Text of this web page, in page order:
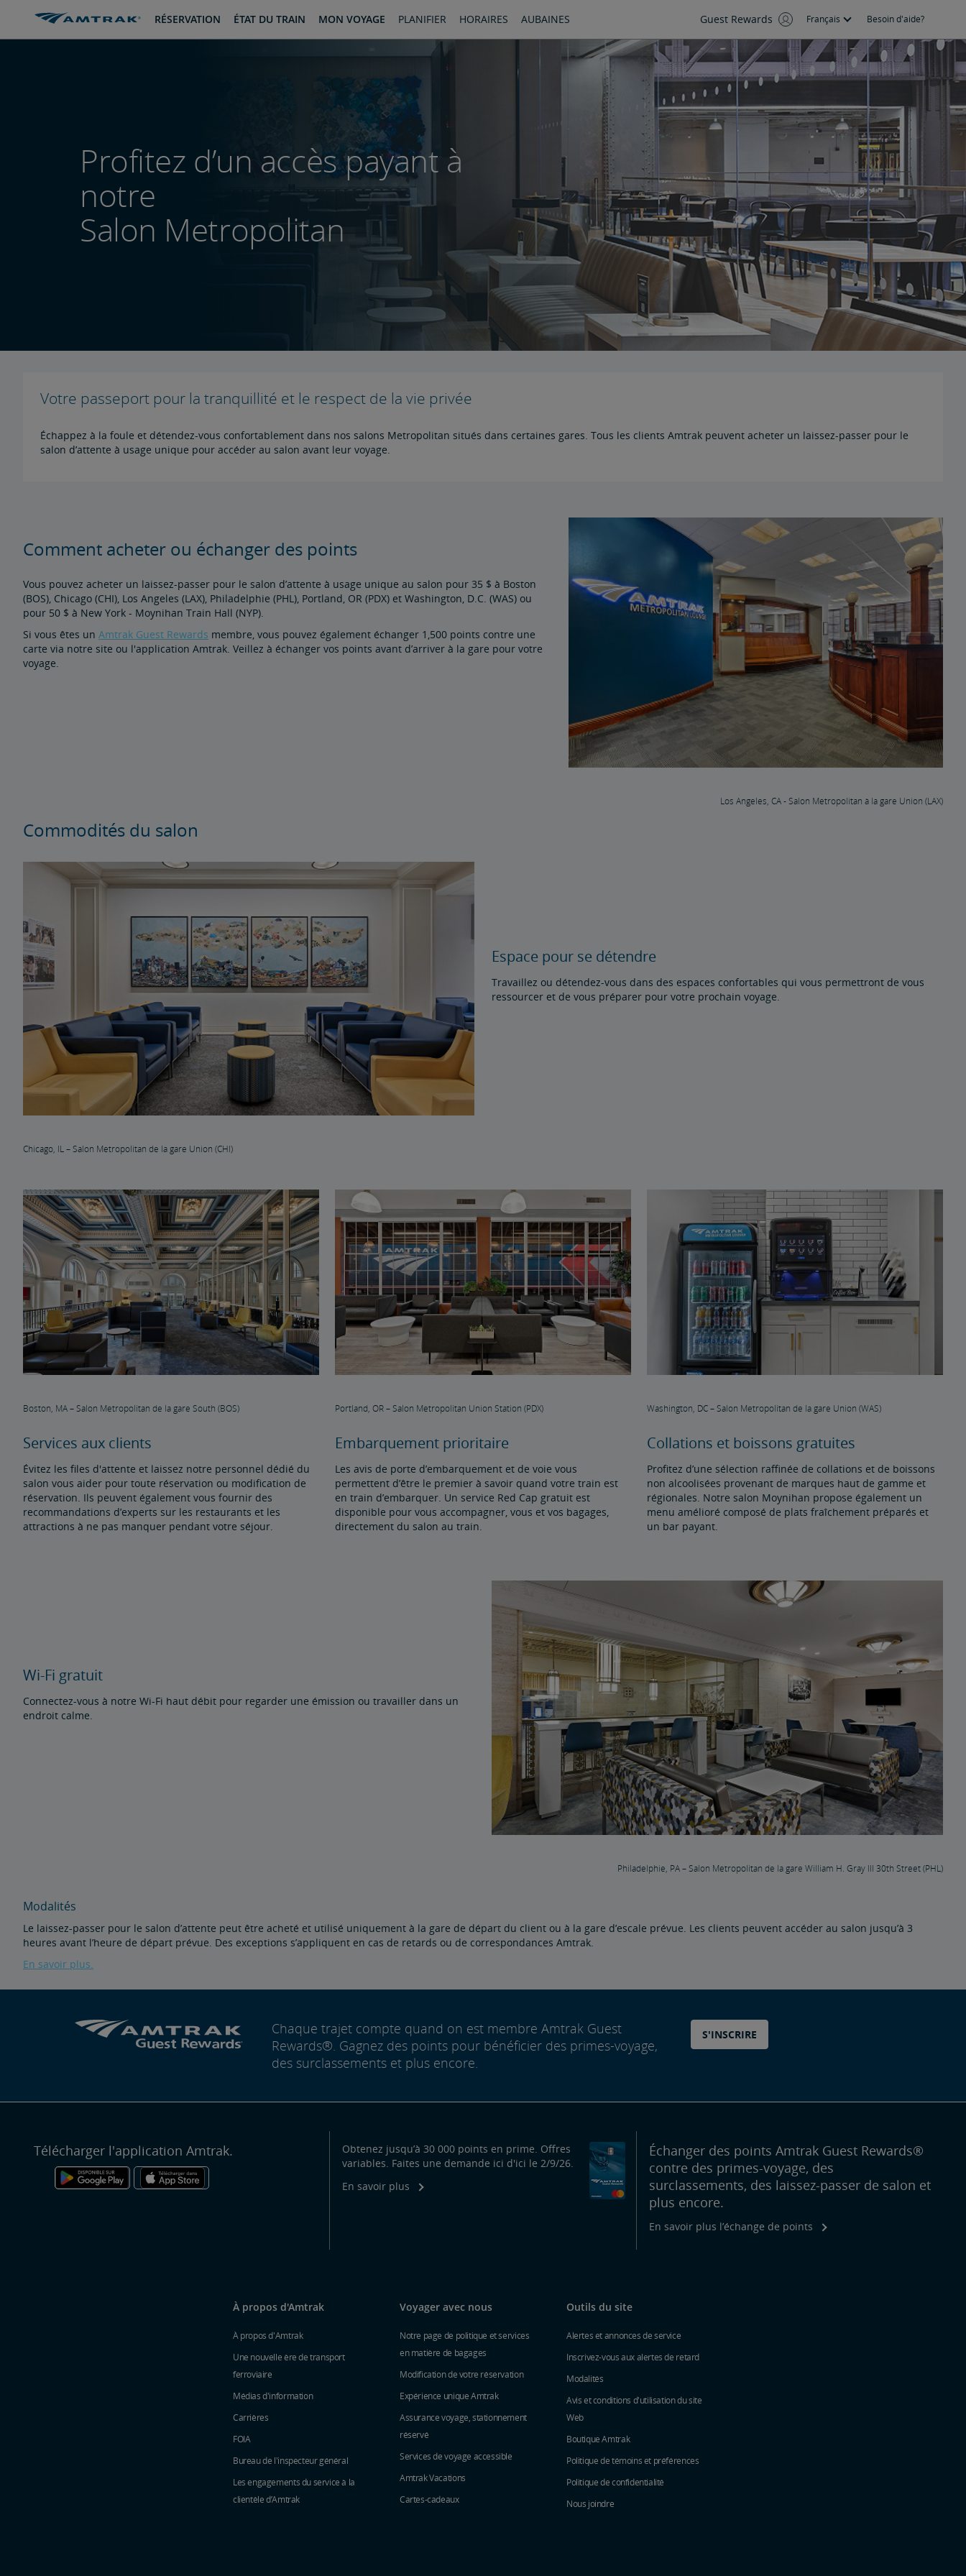
passer
passer
navigation
RÉSERVATION ÉTAT DU TRAIN MON VOYAGE PLANIFIER HORAIRES AUBAINES Guest Rewards Français Besoin d'aide?
Profitez d’un accès payant à
notre
Salon Metropolitan
Votre passeport pour la tranquillité et le respect de la vie privée
Échappez à la foule et détendez-vous confortablement dans nos salons Metropolitan situés dans certaines gares. Tous les clients Amtrak peuvent acheter un laissez-passer pour le
salon d’attente à usage unique pour accéder au salon avant leur voyage.
Comment acheter ou échanger des points
Vous pouvez acheter un laissez-passer pour le salon d’attente à usage unique au salon pour 35 $ à Boston
(BOS), Chicago (CHI), Los Angeles (LAX), Philadelphie (PHL), Portland, OR (PDX) et Washington, D.C. (WAS) ou
pour 50 $ à New York - Moynihan Train Hall (NYP).
Si vous êtes un Amtrak Guest Rewards membre, vous pouvez également échanger 1,500 points contre une
carte via notre site ou l'application Amtrak. Veillez à échanger vos points avant d’arriver à la gare pour votre
voyage.
Los Angeles, CA - Salon Metropolitan à la gare Union (LAX)
Commodités du salon
Chicago, IL – Salon Metropolitan de la gare Union (CHI)
Espace pour se détendre
Travaillez ou détendez-vous dans des espaces confortables qui vous permettront de vous
ressourcer et de vous préparer pour votre prochain voyage.
Boston, MA – Salon Metropolitan de la gare South (BOS)
Services aux clients
Évitez les files d'attente et laissez notre personnel dédié du
salon vous aider pour toute réservation ou modification de
réservation. Ils peuvent également vous fournir des
recommandations d’experts sur les restaurants et les
attractions à ne pas manquer pendant votre séjour.
Portland, OR – Salon Metropolitan Union Station (PDX)
Embarquement prioritaire
Les avis de porte d’embarquement et de voie vous
permettent d’être le premier à savoir quand votre train est
en train d’embarquer. Un service Red Cap gratuit est
disponible pour vous accompagner, vous et vos bagages,
directement du salon au train.
Washington, DC – Salon Metropolitan de la gare Union (WAS)
Collations et boissons gratuites
Profitez d’une sélection raffinée de collations et de boissons
non alcoolisées provenant de marques haut de gamme et
régionales. Notre salon Moynihan propose également un
menu amélioré composé de plats fraîchement préparés et
un bar payant.
Wi-Fi gratuit
Connectez-vous à notre Wi-Fi haut débit pour regarder une émission ou travailler dans un
endroit calme.
Philadelphie, PA – Salon Metropolitan de la gare William H. Gray III 30th Street (PHL)
Modalités
Le laissez-passer pour le salon d’attente peut être acheté et utilisé uniquement à la gare de départ du client ou à la gare d’escale prévue. Les clients peuvent accéder au salon jusqu’à 3
heures avant l’heure de départ prévue. Des exceptions s’appliquent en cas de retards ou de correspondances Amtrak.
En savoir plus.
Chaque trajet compte quand on est membre Amtrak Guest
Rewards®. Gagnez des points pour bénéficier des primes-voyage,
des surclassements et plus encore.
S'INSCRIRE
Télécharger l'application Amtrak.
Obtenez jusqu’à 30 000 points en prime. Offres
variables. Faites une demande ici d'ici le 2/9/26.
En savoir plus
Échanger des points Amtrak Guest Rewards®
contre des primes-voyage, des
surclassements, des laissez-passer de salon et
plus encore.
En savoir plus l’échange de points
À propos d'Amtrak
À propos d'Amtrak
Une nouvelle ère de transport
ferroviaire
Médias d'information
Carrières
FOIA
Bureau de l'inspecteur général
Les engagements du service à la
clientèle d’Amtrak
Voyager avec nous
Notre page de politique et services
en matière de bagages
Modification de votre réservation
Expérience unique Amtrak
Assurance voyage, stationnement
réservé
Services de voyage accessible
Amtrak Vacations
Cartes-cadeaux
Outils du site
Alertes et annonces de service
Inscrivez-vous aux alertes de retard
Modalités
Avis et conditions d'utilisation du site
Web
Boutique Amtrak
Politique de témoins et préférences
Politique de confidentialité
Nous joindre